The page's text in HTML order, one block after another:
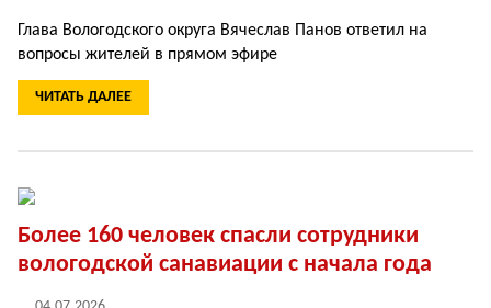
Глава Вологодского округа Вячеслав Панов ответил на
вопросы жителей в прямом эфире
ЧИТАТЬ ДАЛЕЕ
Более 160 человек спасли сотрудники
вологодской санавиации с начала года